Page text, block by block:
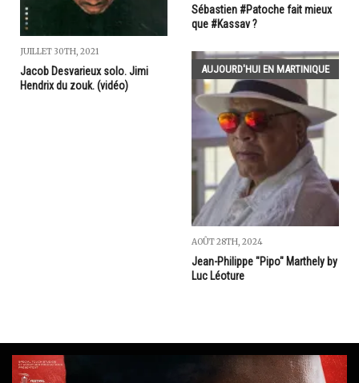
JUILLET 30TH, 2021
Jacob Desvarieux solo. Jimi
Hendrix du zouk. (vidéo)
Sébastien #Patoche fait mieux
que #Kassav ?
AUJOURD'HUI EN MARTINIQUE
AOÛT 28TH, 2024
Jean-Philippe "Pipo" Marthely by
Luc Léoture